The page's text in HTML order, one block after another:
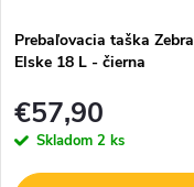
Prebaľovacia taška Zebra
Elske 18 L - čierna
€57,90
Skladom 2 ks